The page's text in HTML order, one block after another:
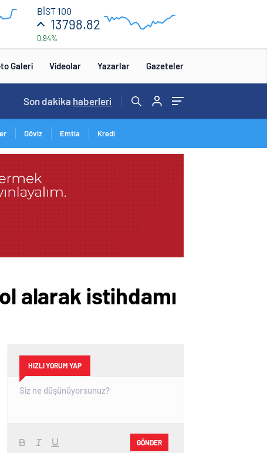
BİST 100
13798.82
0,94%
12:00
Galeri Videolar Yazarlar Gazeteler
Cristiano Ronaldo’nun akıllara zarar tüm kariyerinin istatistiğini çıkardık !
Son dakika haberleri
Döviz Emtia Kredi
alarak istihdamı
HIZLI YORUM YAP
GÖNDER